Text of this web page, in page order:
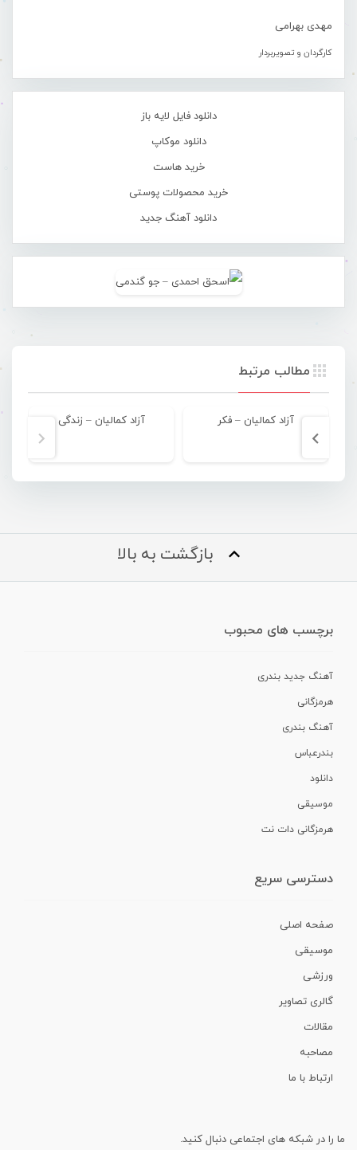
مهدی بهرامی
کارگردان و تصویربردار
دانلود فایل لایه باز
دانلود موکاپ
خرید هاست
خرید محصولات پوستی
دانلود آهنگ جدید
مطالب مرتبط
آزاد کمالیان – فکر آزاد کمالیان – زندگی
بازگشت به بالا
برچسب های محبوب
آهنگ جدید بندری
هرمزگانی
آهنگ بندری
بندرعباس
دانلود
موسیقی
هرمزگانی دات نت
دسترسی سریع
صفحه اصلی
موسیقی
ورزشی
گالری تصاویر
مقالات
مصاحبه
ارتباط با ما
ما را در شبکه های اجتماعی دنبال کنید.